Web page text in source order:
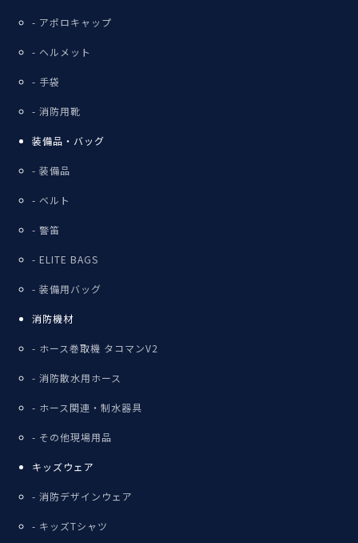
アポロキャップ
ヘルメット
手袋
消防用靴
装備品・バッグ
装備品
ベルト
警笛
ELITE BAGS
装備用バッグ
消防機材
ホース巻取機 タコマンV2
消防散水用ホース
ホース関連・制水器具
その他現場用品
キッズウェア
消防デザインウェア
キッズTシャツ